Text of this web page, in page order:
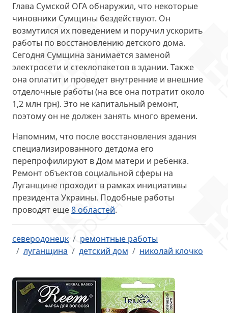
Глава Сумской ОГА обнаружил, что некоторые
чиновники Сумщины бездействуют. Он
возмутился их поведением и поручил ускорить
работы по восстановлению детского дома.
Сегодня Сумщина занимается заменой
электросети и стеклопакетов в здании. Также
она оплатит и проведет внутренние и внешние
отделочные работы (на все она потратит около
1,2 млн грн). Это не капитальный ремонт,
поэтому он не должен занять много времени.
Напомним, что после восстановления здания
специализированного детдома его
перепрофилируют вДом матери и ребенка.
Ремонт объектов социальной сферы на
Луганщине проходит в рамках инициативы
президента Украины. Подобные работы
проводят еще8 областей.
северодонецк
ремонтные работы
луганщина
детский дом николай клочко